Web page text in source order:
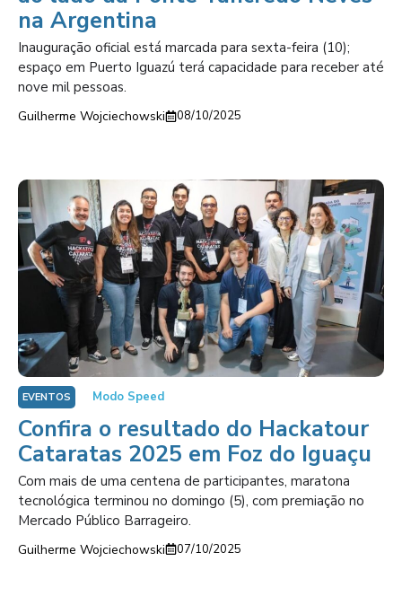
na Argentina
Inauguração oficial está marcada para sexta-feira (10);
espaço em Puerto Iguazú terá capacidade para receber até
nove mil pessoas.
Guilherme Wojciechowski 08/10/2025
EVENTOS Modo Speed
Confira o resultado do Hackatour
Cataratas 2025 em Foz do Iguaçu
Com mais de uma centena de participantes, maratona
tecnológica terminou no domingo (5), com premiação no
Mercado Público Barrageiro.
Guilherme Wojciechowski 07/10/2025